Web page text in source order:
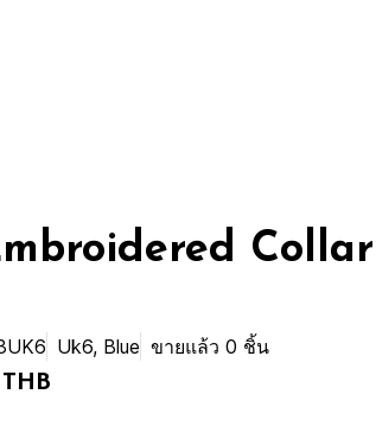
Collar
Uk6, Blue ขายแล้ว 0 ชิ้น